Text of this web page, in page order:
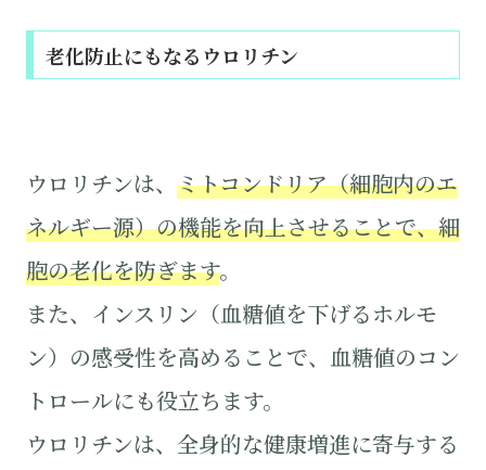
老化防止にもなるウロリチン
ウロリチンは、 ミトコンドリア（細胞内のエ
ネルギー源）の機能を向上させることで、細
胞の老化を防ぎます。
また、インスリン（血糖値を下げるホルモ
ン）の感受性を高めることで、血糖値のコン
トロールにも役立ちます。
ウロリチンは、全身的な健康増進に寄与する